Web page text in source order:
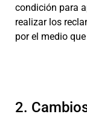
condición para
realizar los
por el medio
2.